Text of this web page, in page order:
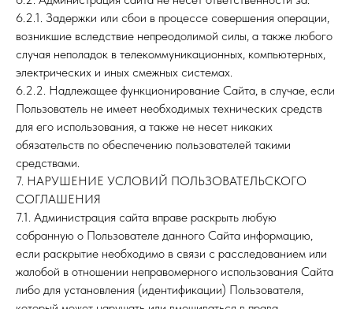
6.2.1. Задержки или сбои в процессе совершения операции,
возникшие вследствие непреодолимой силы, а также любого
случая неполадок в телекоммуникационных, компьютерных,
электрических и иных смежных системах.
6.2.2. Надлежащее функционирование Сайта, в случае, если
Пользователь не имеет необходимых технических средств
для его использования, а также не несет никаких
обязательств по обеспечению пользователей такими
средствами.
7. НАРУШЕНИЕ УСЛОВИЙ ПОЛЬЗОВАТЕЛЬСКОГО
СОГЛАШЕНИЯ
7.1. Администрация сайта вправе раскрыть любую
собранную о Пользователе данного Сайта информацию,
если раскрытие необходимо в связи с расследованием или
жалобой в отношении неправомерного использования Сайта
либо для установления (идентификации) Пользователя,